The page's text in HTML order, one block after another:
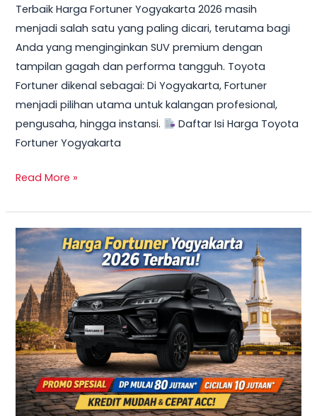
Terbaik Harga Fortuner Yogyakarta 2026 masih
menjadi salah satu yang paling dicari, terutama bagi
Anda yang menginginkan SUV premium dengan
tampilan gagah dan performa tangguh. Toyota
Fortuner dikenal sebagai: Di Yogyakarta, Fortuner
menjadi pilihan utama untuk kalangan profesional,
pengusaha, hingga instansi.
Daftar Isi Harga Toyota
Fortuner Yogyakarta
Promo,
DP
Ringan
&
Cicilan
Mulai
10
Jutaan
Read More »
TERBARU
2026!
Harga
Innova
Reborn
Diesel
Yogyakarta
–
Promo
DP